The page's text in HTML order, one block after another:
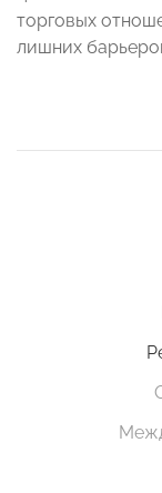
торговых
лишних